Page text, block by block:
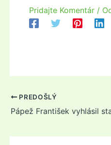
Pridajte Komentár /
PREDOŠLÝ